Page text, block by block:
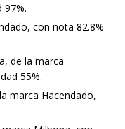
97%.
con nota 82.8%
de la marca
55%.
marca Hacendado,